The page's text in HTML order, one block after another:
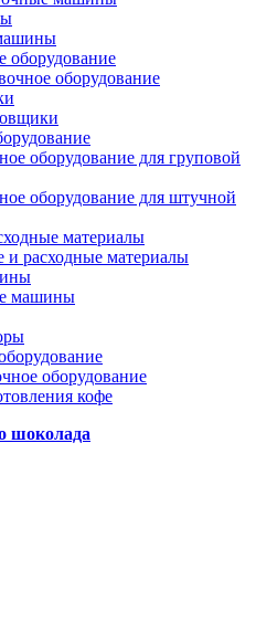
оборудование
оборудование
оборудование для груповой
оборудование для штучной
материалы
и расходные материалы
машины
оборудование
кофе
шоколада